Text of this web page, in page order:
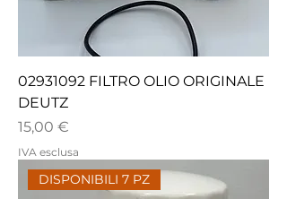
02931092 FILTRO OLIO ORIGINALE
DEUTZ
Prezzo
15,00 €
IVA esclusa
DISPONIBILI 7 PZ